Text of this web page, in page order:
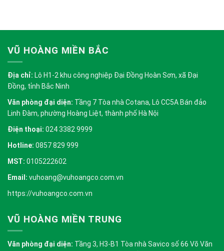
VŨ HOÀNG MIỀN BẮC
Địa chỉ: Lô H1-2 khu công nghiệp Đại Đồng Hoàn Sơn, xã Đại
Đồng, tỉnh Bắc Ninh
Văn phòng đại diện: Tầng 7 Tòa nhà Cotana, Lô CC5A Bán đảo
Linh Đàm, phường Hoàng Liệt, thành phố Hà Nội
Điện thoại: 024 3382 9999
Hotline: 0857 829 999
MST: 0105222602
Email: vuhoang@vuhoangco.com.vn
https://vuhoangco.com.vn
VŨ HOÀNG MIỀN TRUNG
Văn phòng đại diện: Tầng 3, H3-B1 Tòa nhà Savico số 66 Võ Văn